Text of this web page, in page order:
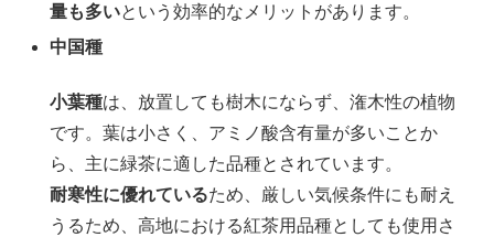
量も多いという効率的なメリットがあります。
中国種
小葉種は、放置しても樹木にならず、潅木性の植物
です。葉は小さく、アミノ酸含有量が多いことか
ら、主に緑茶に適した品種とされています。
耐寒性に優れているため、厳しい気候条件にも耐え
うるため、高地における紅茶用品種としても使用さ